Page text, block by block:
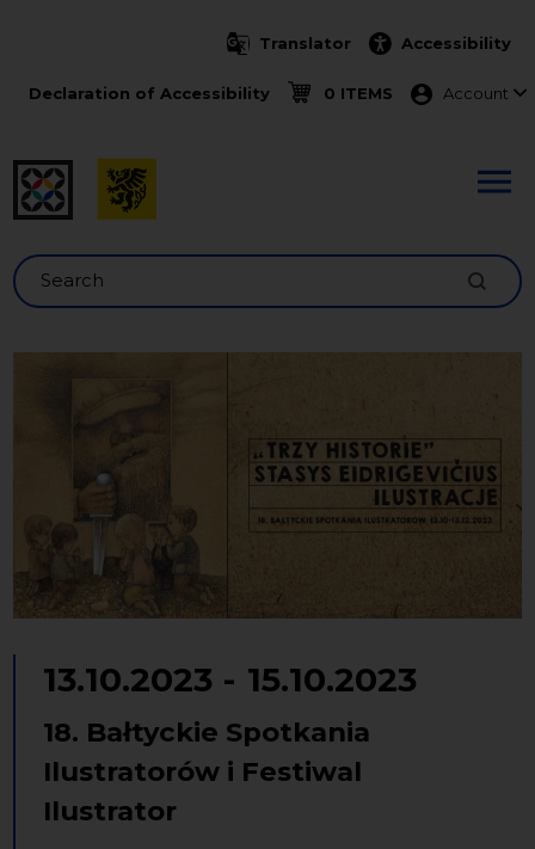
Translator Accessibility
Declaration of Accessibility 0 ITEMS Menu
Account
Search
13.10.2023 - 15.10.2023
18. Bałtyckie Spotkania
Ilustratorów i Festiwal
Ilustrator